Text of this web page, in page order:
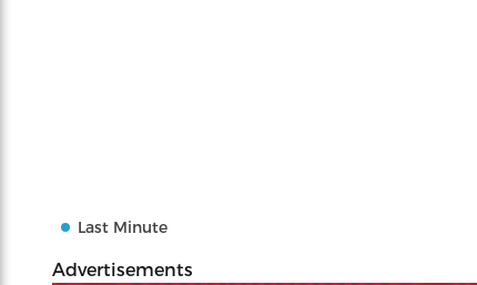
Last Minute
Advertisements